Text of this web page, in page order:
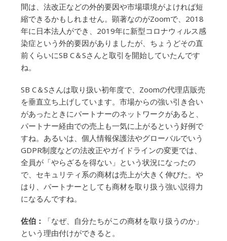
間は、法改正などの外的要因や市場環境がよければ短
縮できるかもしれません。顕著なのがZoomで、2018
年に日本法人ができ、2019年に新型コロナウィルス感
染症という外的要因がありましたが、ちょうどその直
前くらいにSB C＆Sさんと取引を開始していたんです
ね。
SB C＆Sさんは取り扱い初年度で、Zoomの代理店販売
を垂直立ち上げしています。市場からの強い引き合い
があったときにパートナーのネットワークがあると、
パートナー経由での売上も一気に上がるという好例で
すね。あるいは、個人情報保護法やグローバルでいう
GDPR制度などの法改正やガイドラインの変更では、
全員が「やらざるを得ない」という状況になったの
で、セキュリティ系の商材は売上が大きく伸びた。や
はり、パートナーとしても商材を取り扱う強い説得力
になるんですね。
佐伯：
「なぜ、自分たちがこの商材を取り扱うのか」
という理由付けができると。